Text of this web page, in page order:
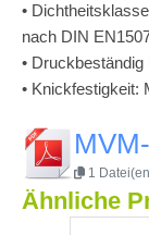
•
nach DIN
•
• Knickfestigkeit:
1
Ähnliche